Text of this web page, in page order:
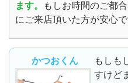
ます。
もしお時間のご都
にご来店頂いた方が安心で
かつおくん
もしも
すけど